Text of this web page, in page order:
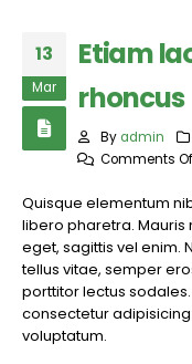
13
Mar
Etiam
rhoncus
By admin
Comments
Quisque elementum
libero pharetra.
eget, sagittis vel enim.
tellus vitae, semper
porttitor lectus
consectetur
voluptatum.